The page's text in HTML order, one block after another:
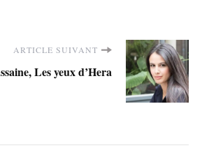
ARTICLE SUIVANT
Les yeux d’Hera